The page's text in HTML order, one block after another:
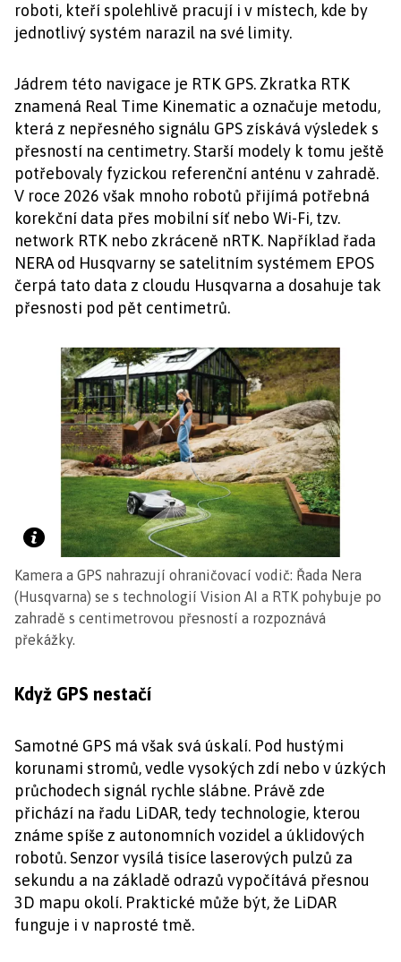
roboti, kteří spolehlivě pracují i v místech, kde by
jednotlivý systém narazil na své limity.
Jádrem této navigace je RTK GPS. Zkratka RTK
znamená Real Time Kinematic a označuje metodu,
která z nepřesného signálu GPS získává výsledek s
přesností na centimetry. Starší modely k tomu ještě
potřebovaly fyzickou referenční anténu v zahradě.
V roce 2026 však mnoho robotů přijímá potřebná
korekční data přes mobilní síť nebo Wi-Fi, tzv.
network RTK nebo zkráceně nRTK. Například řada
NERA od Husqvarny se satelitním systémem EPOS
čerpá tato data z cloudu Husqvarna a dosahuje tak
přesnosti pod pět centimetrů.
Kamera a GPS nahrazují ohraničovací vodič: Řada Nera
(Husqvarna) se s technologií Vision AI a RTK pohybuje po
zahradě s centimetrovou přesností a rozpoznává
překážky.
Když GPS nestačí
Samotné GPS má však svá úskalí. Pod hustými
korunami stromů, vedle vysokých zdí nebo v úzkých
průchodech signál rychle slábne. Právě zde
přichází na řadu LiDAR, tedy technologie, kterou
známe spíše z autonomních vozidel a úklidových
robotů. Senzor vysílá tisíce laserových pulzů za
sekundu a na základě odrazů vypočítává přesnou
3D mapu okolí. Praktické může být, že LiDAR
funguje i v naprosté tmě.